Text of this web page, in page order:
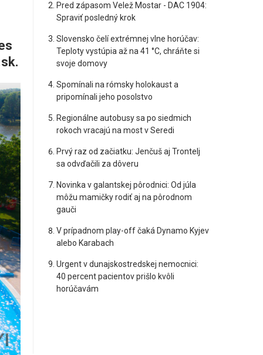
Pred zápasom Velež Mostar - DAC 1904:
Spraviť posledný krok
Slovensko čelí extrémnej vlne horúčav:
Teploty vystúpia až na 41 °C, chráňte si
svoje domovy
Spomínali na rómsky holokaust a
pripomínali jeho posolstvo
Regionálne autobusy sa po siedmich
rokoch vracajú na most v Seredi
Prvý raz od začiatku: Jenčuš aj Trontelj
sa odvďačili za dôveru
Novinka v galantskej pôrodnici: Od júla
môžu mamičky rodiť aj na pôrodnom
gauči
V prípadnom play-off čaká Dynamo Kyjev
alebo Karabach
Urgent v dunajskostredskej nemocnici:
40 percent pacientov prišlo kvôli
horúčavám